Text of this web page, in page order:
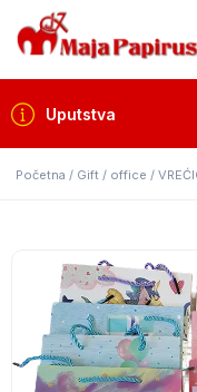
Uputstva
Početna / Gift / office /